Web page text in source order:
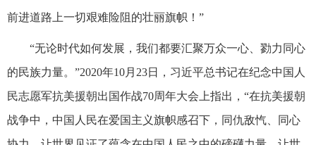
前进道路上一切艰难险阻的壮丽旗帜！”
“无论时代如何发展，我们都要汇聚万众一心、勠力同心
的民族力量。”2020年10月23日，习近平总书记在纪念中国人
民志愿军抗美援朝出国作战70周年大会上指出，“在抗美援朝
战争中，中国人民在爱国主义旗帜感召下，同仇敌忾、同心